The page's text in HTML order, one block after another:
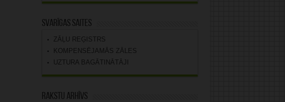
Svarīgas saites
ZĀĻU REĢISTRS
KOMPENSĒJAMĀS ZĀLES
UZTURA BAGĀTINĀTĀJI
Rakstu arhīvs